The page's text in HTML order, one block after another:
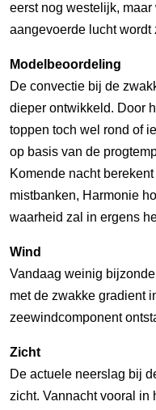
eerst nog westelijk,
aangevoerde lucht
Modelbeoordeling
De convectie bij de
dieper ontwikkeld. Door
toppen toch wel rond of
op basis van de
Komende nacht
mistbanken, Harmonie
waarheid zal in ergens
Wind
Vandaag weinig
met de zwakke gradient
zeewindcomponent
Zicht
De actuele neerslag bij
zicht. Vannacht vooral in